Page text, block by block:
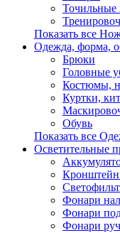
Точильные
Показать все
Одежда, форма,
Брюки
Головные
Костюмы,
Куртки,
Обувь
Показать все
Осветительные
Фонари
Фонари
Фонари